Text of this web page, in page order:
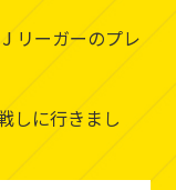
リーガーのプレ
しに行きまし